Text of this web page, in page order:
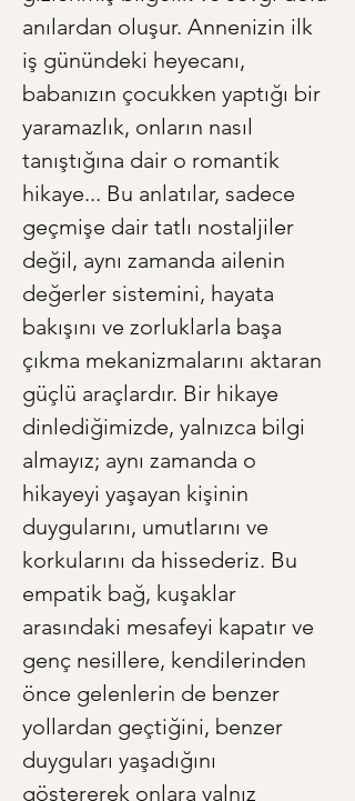
anılardan oluşur. Annenizin ilk
iş günündeki heyecanı,
babanızın çocukken yaptığı bir
yaramazlık, onların nasıl
tanıştığına dair o romantik
hikaye... Bu anlatılar, sadece
geçmişe dair tatlı nostaljiler
değil, aynı zamanda ailenin
değerler sistemini, hayata
bakışını ve zorluklarla başa
çıkma mekanizmalarını aktaran
güçlü araçlardır. Bir hikaye
dinlediğimizde, yalnızca bilgi
almayız; aynı zamanda o
hikayeyi yaşayan kişinin
duygularını, umutlarını ve
korkularını da hissederiz. Bu
empatik bağ, kuşaklar
arasındaki mesafeyi kapatır ve
genç nesillere, kendilerinden
önce gelenlerin de benzer
yollardan geçtiğini, benzer
duyguları yaşadığını
göstererek onlara yalnız